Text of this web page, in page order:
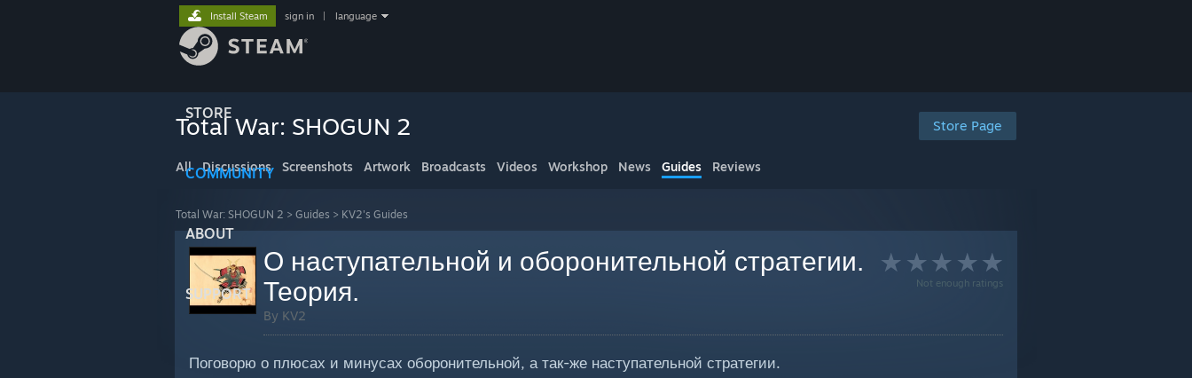
STORE
COMMUNITY
ABOUT
SUPPORT
Install Steam sign in language
Store Page
Total War: SHOGUN 2
All Discussions Screenshots Artwork Broadcasts Videos Workshop News Guides Reviews
Total War: SHOGUN 2 > Guides > KV2's Guides
Not enough ratings
О наступательной и оборонительной стратегии.
Теория.
By KV2
Поговорю о плюсах и минусах оборонительной, а так-же наступательной стратегии.